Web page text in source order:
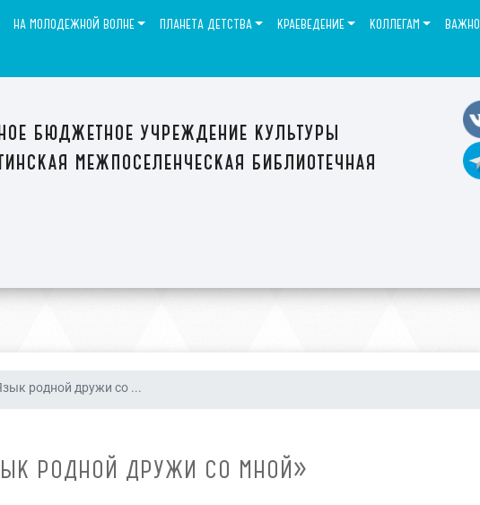
бюджетное учреждение культуры
межпоселенческая библиотечная
НА МОЛОДЕЖНОЙ ВОЛНЕ ПЛАНЕТА ДЕТСТВА КРАЕВЕДЕНИЕ КОЛЛЕГАМ
ВАЖНО
родной дружи со ...
РОДНОЙ ДРУЖИ СО МНОЙ»